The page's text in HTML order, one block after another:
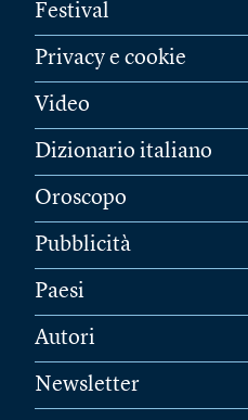
Festival
Privacy e cookie
Video
Dizionario italiano
Oroscopo
Pubblicità
Paesi
Autori
Newsletter